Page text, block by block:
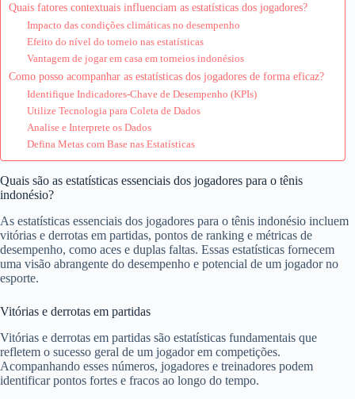
Quais fatores contextuais influenciam as estatísticas dos jogadores?
Impacto das condições climáticas no desempenho
Efeito do nível do torneio nas estatísticas
Vantagem de jogar em casa em torneios indonésios
Como posso acompanhar as estatísticas dos jogadores de forma eficaz?
Identifique Indicadores-Chave de Desempenho (KPIs)
Utilize Tecnologia para Coleta de Dados
Analise e Interprete os Dados
Defina Metas com Base nas Estatísticas
Quais são as estatísticas essenciais dos jogadores para o tênis
indonésio?
As estatísticas essenciais dos jogadores para o tênis indonésio incluem
vitórias e derrotas em partidas, pontos de ranking e métricas de
desempenho, como aces e duplas faltas. Essas estatísticas fornecem
uma visão abrangente do desempenho e potencial de um jogador no
esporte.
Vitórias e derrotas em partidas
Vitórias e derrotas em partidas são estatísticas fundamentais que
refletem o sucesso geral de um jogador em competições.
Acompanhando esses números, jogadores e treinadores podem
identificar pontos fortes e fracos ao longo do tempo.